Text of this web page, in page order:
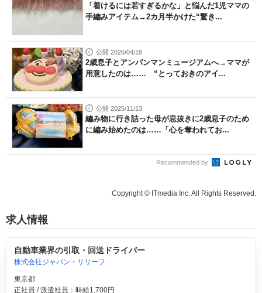
「着けるには若すぎるかな」と悩んだ1児ママの
手編みアイテム→2カ月半かけた“驚き...
公開 2026/04/18
2歳息子とアンパンマンミュージアムへ→ママが
用意したのは…… “とっておきのアイ...
公開 2025/11/13
編み物に行き詰った母が息抜きに2歳息子のため
に編み始めたのは……「心を奪われてお...
Recommended by
Copyright © ITmedia Inc. All Rights Reserved.
求人情報
自動車業界の引取・回送ドライバー
株式会社ジャパン・リリーフ
東京都
正社員 / 派遣社員：時給1,700円